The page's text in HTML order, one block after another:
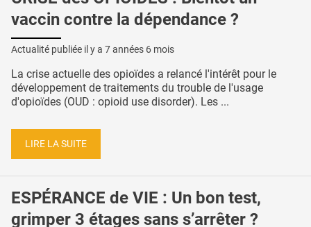
vaccin contre la dépendance ?
Actualité publiée il y a 7 années 6 mois
La crise actuelle des opioïdes a relancé l'intérêt pour le
développement de traitements du trouble de l'usage
d'opioïdes (OUD : opioid use disorder). Les ...
LIRE LA SUITE
ESPÉRANCE de VIE : Un bon test,
grimper 3 étages sans s’arrêter ?